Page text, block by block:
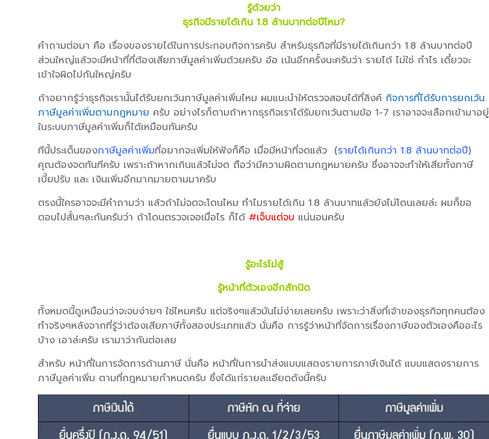
รู้ด้วยว่า
ธุรกิจมีรายได้เกิน 1.8 ล้านบาทต่อปีไหม?
คำถามต่อมา คือ เรื่องของรายได้ในการประกอบกิจการครับ สำหรับธุรกิจที่มีรายได้เกินกว่า 1.8 ล้านบาทต่อปี
ส่วนใหญ่แล้วจะมีหน้าที่ที่ต้องเสียภาษีมูลค่าเพิ่มด้วยครับ อ้อ เน้นอีกครั้งนะครับว่า รายได้ ไม่ใช่ กำไร เดี๋ยวจะ
เข้าใจผิดไปกันใหญ่ครับ
ถ้าอยากรู้ว่าธุรกิจเรานั้นได้รับยกเว้นภาษีมูลค่าเพิ่มไหม ผมแนะนำให้ตรวจสอบได้ที่ลิงค์ กิจการที่ได้รับการยกเว้น
ภาษีมูลค่าเพิ่มตามกฎหมาย ครับ อย่างไรก็ตามถ้าหากธุรกิจเราได้รับยกเว้นตามข้อ 1-7 เราอาจจะเลือกเข้ามาอยู่
ในระบบภาษีมูลค่าเพิ่มก็ได้เหมือนกันครับ
ทีนี้ประเด็นของภาษีมูลค่าเพิ่มที่อยากจะเพิ่มให้ฟังก็คือ เมื่อมีหน้าที่จดแล้ว (รายได้เกินกว่า 1.8 ล้านบาทต่อปี)
คุณต้องจดทันทีครับ เพราะถ้าหากเกินแล้วไม่จด ถือว่ามีความผิดตามกฎหมายครับ ซึ่งอาจจะทำให้เสียทั้งภาษี
เบี้ยปรับ และ เงินเพิ่มอีกมากมายตามมาครับ
ตรงนี้ใครอาจจะมีคำถามว่า แล้วถ้าไม่จดจะโดนไหม ทำไมรายได้เกิน 1.8 ล้านบาทแล้วยังไม่โดนเลยล่ะ ผมก็ขอ
ตอบไปสั้นๆละกันครับว่า ถ้าโดนตรวจเจอเมื่อไร ก็ได้ #เจ็บแต่จบ แน่นอนครับ
รู้อะไรไม่สู้
รู้หน้าที่ตัวเองอีกสักนิด
ทั้งหมดนี้ดูเหมือนว่าจะจบง่ายๆ ใช่ไหมครับ แต่จริงๆแล้วมันไม่ง่ายเลยครับ เพราะว่าสิ่งที่เจ้าของธุรกิจทุกคนต้อง
ทำจริงๆหลังจากที่รู้ว่าต้องเสียภาษีทั้งสองประเภทแล้ว นั่นคือ การรู้ว่าหน้าที่จัดการเรื่องภาษีของตัวเองคืออะไร
บ้าง เอาล่ะครับ เรามาว่ากันต่อเลย
สำหรับ หน้าที่ในการจัดการด้านภาษี นั่นคือ หน้าที่ในการนำส่งแบบแสดงรายการภาษีเงินได้ แบบแสดงรายการ
ภาษีมูลค่าเพิ่ม ตามที่กฎหมายกำหนดครับ ซึ่งได้แก่รายละเอียดดังนี้ครับ